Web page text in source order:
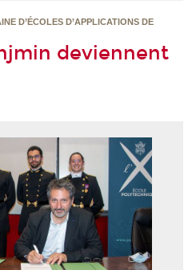
D’ÉCOLES D’APPLICATIONS DE
deviennent